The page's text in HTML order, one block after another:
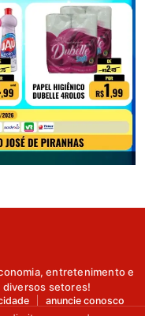
entretenimento e
diversos setores!
anuncie conosco